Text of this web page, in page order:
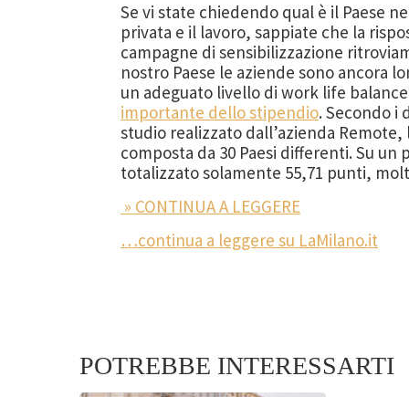
Se vi state chiedendo qual è il Paese
privata e il lavoro, sappiate che la
campagne di sensibilizzazione
nostro Paese le aziende sono ancora
un adeguato livello di work life
importante dello stipendio. Secondo i
studio realizzato dall’azienda Remote,
composta da 30 Paesi differenti. Su
totalizzato solamente 55,71 punti,
» CONTINUA A LEGGERE
…continua a leggere su LaMilano.it
POTREBBE INTERESSARTI